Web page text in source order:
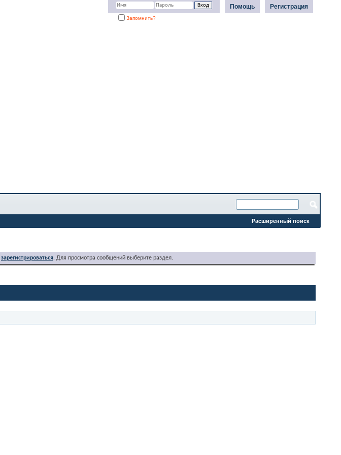
Регистрация
Помощь
Запомнить?
Расширенный поиск
зарегистрироваться. Для просмотра сообщений выберите раздел.